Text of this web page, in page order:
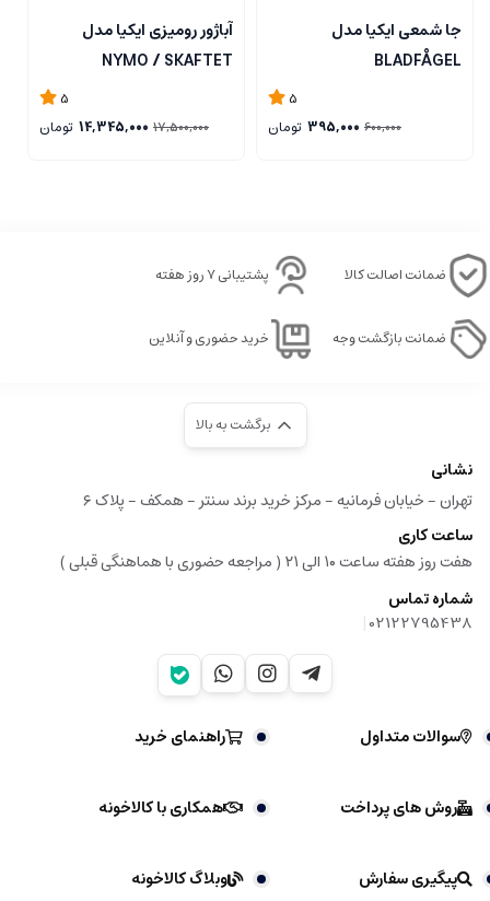
جا شمعی ایکیا مدل
BLADFÅGEL
5
600,000
395,000 تومان
آباژور رومیزی ایکیا مدل
NYMO / SKAFTET
5
17,500,000
14,345,000 تومان
ضمانت اصالت کالا پشتیبانی ۷ روز هفته
ضمانت بازگشت وجه خرید حضوری و آنلاین
برگشت به بالا
نشانی
تهران - خیابان فرمانیه - مرکز خرید برند سنتر - همکف - پلاک ۶
ساعت کاری
هفت روز هفته ساعت ۱۰ الی ۲۱ ( مراجعه حضوری با هماهنگی قبلی )
شماره تماس
02122795438
|
سوالات متداول راهنمای خرید
روش های پرداخت همکاری با کالاخونه
پیگیری سفارش وبلاگ کالاخونه